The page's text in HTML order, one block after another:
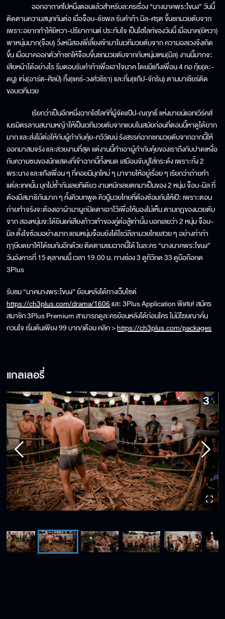
ออกอากาศไปหนึ่งตอนแล้วสำหรับละครเรื่อง “นางนาคพระโขนง” วันนี้
ติดตามความสนุกกันต่อ เมื่อจ็อบ-ธัชพล รับคำท้า มิล-ศรุต ขึ้นชกมวยตับจาก
เพราะอยากทำให้ยิหวา-ปรียากานต์ ประทับใจ เป็นไฮไลท์ของวันนี้ เมื่อนาค(ยิหวา)
พาหนุ่มมาก(จ็อบ) วิ่งหนีสองพี่เลี้ยงเข้ามาในเวทีมวยตับจาก ความอลเวงจึงเกิด
ขึ้น เมื่อนาคออกตัวท้าชกให้จ็อบขึ้นชกมวยตับจากกับหนุ่มเหม(มิล) งานนี้มากจะ
เสียหน้าได้อย่างไร รีบตอบรับคำท้าเพื่อเอาใจนาค โดยมีแก๊งเพื่อน 4 ทอ ทุ้ย(ดะ-
ดนู) เท่ง(อาร์ต-ศิลป์) ทิ้ง(แคร์-วงศ์วชิรา) และทึ่ม(แก๊ป-จักริน) ตามมาเชียร์ติด
ขอบเวทีมวย
เรียกว่าเป็นอีกหนึ่งฉากไฮไลท์ที่ผู้จัดแป๊ป-ณฤทธิ์ แห่งมายน์แอทเวิร์คส์
เนรมิตรลานสนามหญ้าให้เป็นเวทีมวยตับจากแบบในสมัยก่อนที่ตอนนี้หาดูได้ยาก
มาก และส่งไม้ต่อให้กับผู้กำกับคุ้ย-ทวีวัฒน์ รังสรรค์ฉากชกมวยตับจากฉากนี้ให้
ออกมาสมจริง และสวยงามที่สุด แต่งานนี้ทำเอาผู้กำกับคุ้ยของเราถึงกับปาดเหงื่อ
กับความซนของนักแสดงที่เข้าฉากนี้ทั้งหมด เสมือนจับปูใส่กระด้ง เพราะทั้ง 2
พระนาง และแก๊งเพื่อน ๆ ที่คอยมีมุกใหม่ ๆ มาขายให้อยู่เรื่อย ๆ เรียกว่าถ่ายทำ
แต่ละเทคนั้น มุกไม่ซ้ำกันเลยทีเดียว งานหนักเลยตกมาเป็นของ 2 หนุ่ม จ็อบ-มิล ที่
ต้องมีสมาธิกันมาก ๆ ทั้งคิวบทพูด คิวบู๊มวยไทยที่ต้องซ้อมกันให้เป๊ะ เพราะตอน
ถ่ายทำจริงจะต้องเอาผ้ามาผูกปิดตาเอาไว้เพื่อให้มองไม่เห็น ตามกฏของมวยตับ
จาก สองหนุ่มจะได้ยินแค่เสียงก้าวเท้าของคู่ต่อสู้เท่านั้น บอกเลยว่า 2 หนุ่ม จ็อบ-
มิล ตั้งใจซ้อมอย่างมาก แถมหนุ่มจ็อบยังได้โชว์ลีลามวยไทยสวย ๆ อย่างท่าท่า
ฤาษีบดยาให้ได้ชมกันอีกด้วย ติดตามชมฉากนี้ได้ ในละคร “นางนาคพระโขนง”
วันอังคารที่ 15 ตุลาคมนี้ เวลา 19.00 น. ทางช่อง 3 ดูทีวีกด 33 ดูมือถือกด
3Plus
รับชม “นาคนางพระโขนง” ย้อนหลังได้ทางเว็บไซต์
https://ch3plus.com/drama/1606และ 3Plus Application พิเศษ! สมัคร
สมาชิก 3Plus Premium สามารถดูละครย้อนหลังได้ก่อนใคร ไม่มีโฆษณาคั่น
กวนใจ เริ่มต้นเพียง 99 บาท/เดือน คลิก >https://ch3plus.com/packages
แกลเลอรี่